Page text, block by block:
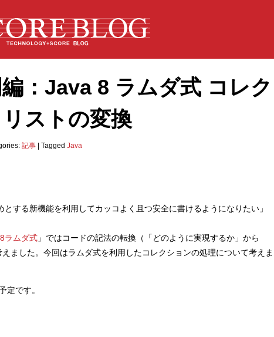
：Java 8 ラムダ式 コレク
ストの変換
記事 Tagged Java
とする新機能を利用してカッコよく且つ安全に書けるようになりたい」
ラムダ式 」ではコードの記法の転換（「どのように実現するか」から
えました。今回はラムダ式を利用したコレクションの処理について考えま
定です。